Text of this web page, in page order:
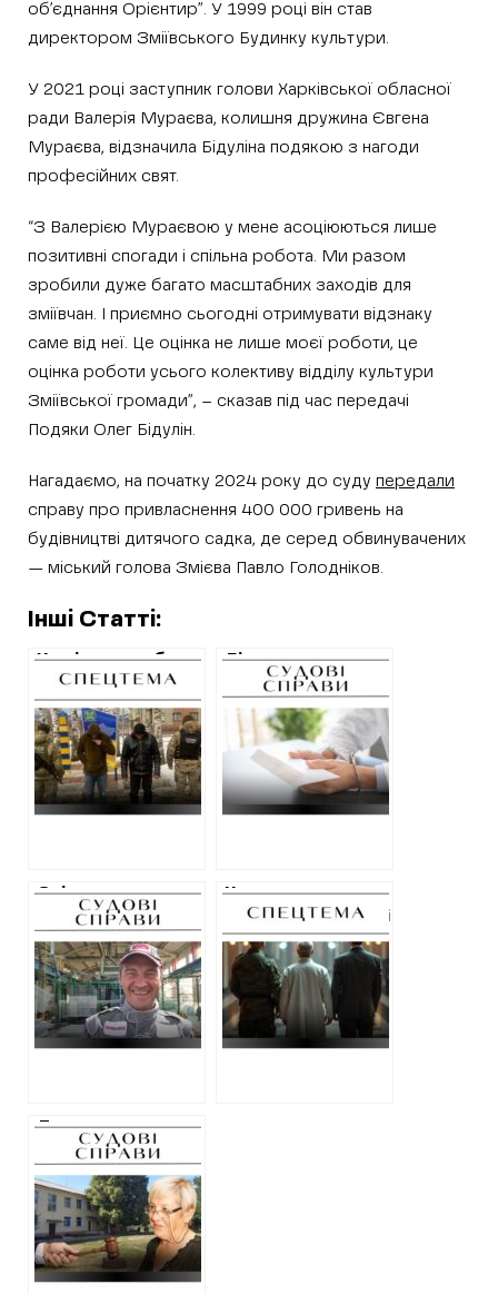
об’єднання Орієнтир”. У 1999 році він став
директором Зміївського Будинку культури.
У 2021 році заступник голови Харківської обласної
ради Валерія Мураєва, колишня дружина Євгена
Мураєва, відзначила Бідуліна подякою з нагоди
професійних свят.
“З Валерією Мураєвою у мене асоціюються лише
позитивні спогади і спільна робота. Ми разом
зробили дуже багато масштабних заходів для
зміївчан. І приємно сьогодні отримувати відзнаку
саме від неї. Це оцінка не лише моєї роботи, це
оцінка роботи усього колективу відділу культури
Зміївської громади”, – сказав під час передачі
Подяки Олег Бідулін.
Нагадаємо, на початку 2024 року до суду передали
справу про привласнення 400 000 гривень на
будівництві дитячого садка, де серед обвинувачених
— міський голова Змієва Павло Голодніков.
Інші Статті:
Хто і як заробляє
на “ухилянтах” у
Харкові:
військкоми,
адвокати,
медики,
чиновники та
Лікаря
Мереф’янської
лікарні, який
обіцяв
військовозобов’язаному
“обмежену
придатність”,
Співвласника
“Заводу Фрунзе”
оштрафували на
170 000 гривень
за сплату 20-ти
мільйонів рублів
до бюджету росії
Не за правилами
воєнного часу: які
вироки
отримують ті, хто
допомагає
українцям
ухилятися від
Директорку
ліцею, яка
працювала під час
окупації,
звільнили з-під
варти у залі суду